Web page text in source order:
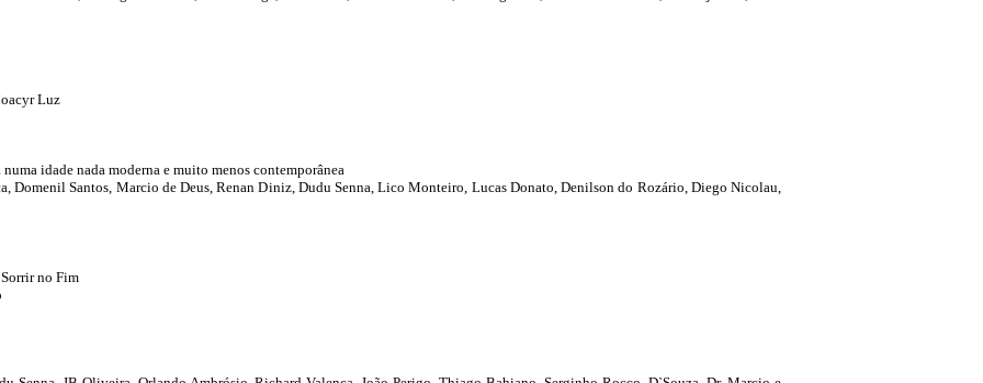
Luz
idade nada moderna e muito menos contemporânea
Domenil Santos, Marcio de Deus, Renan Diniz, Dudu Senna, Lico Monteiro, Lucas Donato, Denilson do Rozário, Diego Nicolau,
no Fim